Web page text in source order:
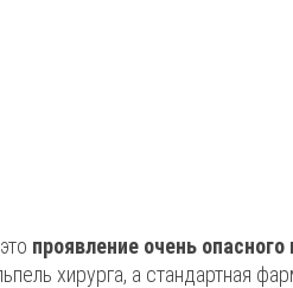
проявление очень опасного
хирурга, а стандартная